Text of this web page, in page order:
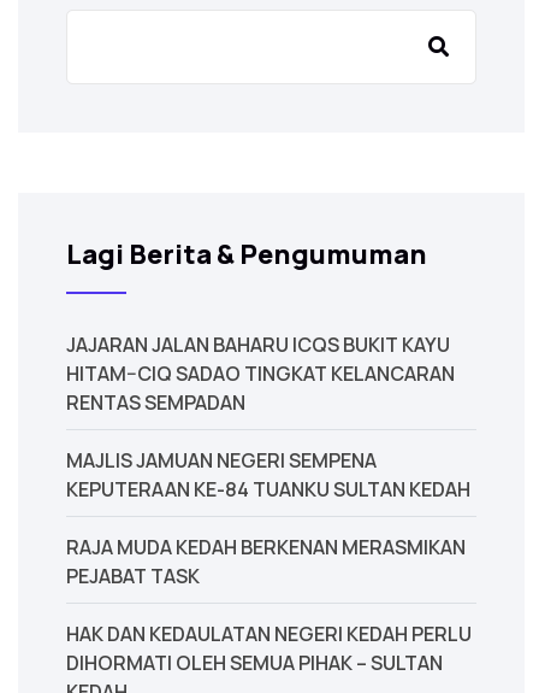
Lagi Berita & Pengumuman
JAJARAN JALAN BAHARU ICQS BUKIT KAYU
HITAM–CIQ SADAO TINGKAT KELANCARAN
RENTAS SEMPADAN
MAJLIS JAMUAN NEGERI SEMPENA
KEPUTERAAN KE-84 TUANKU SULTAN KEDAH
‎RAJA MUDA KEDAH BERKENAN MERASMIKAN
PEJABAT TASK
‎HAK DAN KEDAULATAN NEGERI KEDAH PERLU
DIHORMATI OLEH SEMUA PIHAK – SULTAN